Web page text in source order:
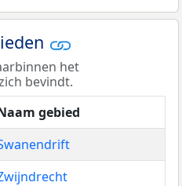
het
bevindt.
gebied